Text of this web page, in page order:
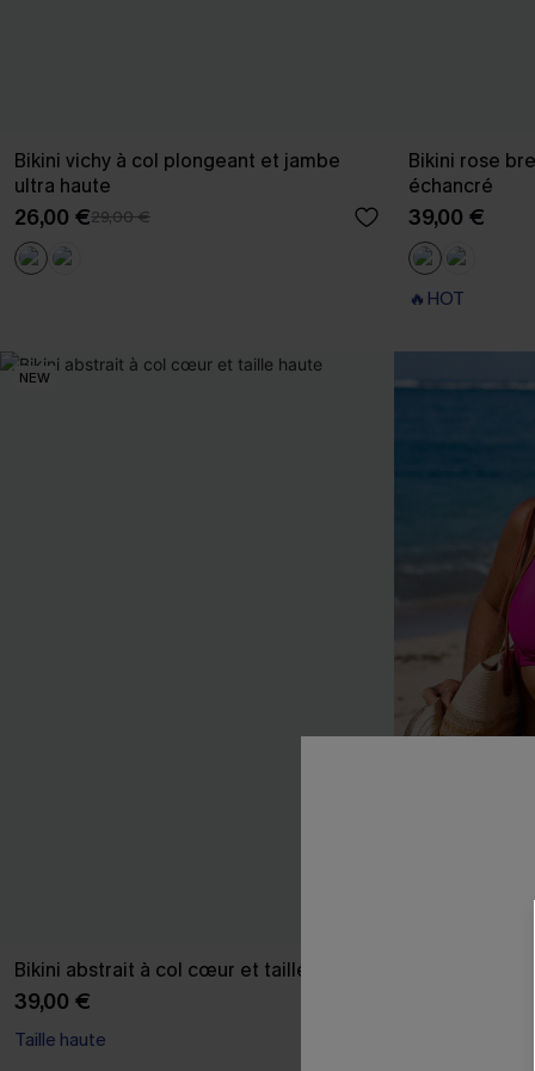
Bikini vichy à col plongeant et jambe
ultra haute
26,00 €29,00 €
Bikini rose
échancré
39,00 €
🔥HOT
NEW
Bikini abstrait à col cœur et taille haute
39,00 €
Taille haute